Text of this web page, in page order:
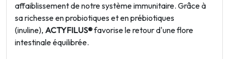
affaiblissement de notre système immunitaire. Grâce à
sa richesse en probiotiques et en prébiotiques
(inuline), ACTYFILUS®favorise leretour d'une flore
intestinale équilibrée.